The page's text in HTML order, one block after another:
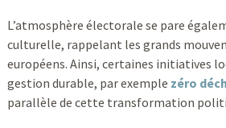
L’atmosphère électorale se pare
culturelle, rappelant les grands
européens. Ainsi, certaines initiatives
gestion durable, par exemple zéro
parallèle de cette transformation